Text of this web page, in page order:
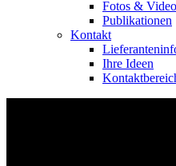
Fotos &
Publikationen
Kontakt
Ihre Ideen